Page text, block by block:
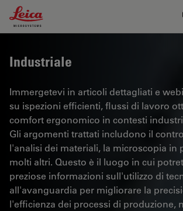
Leica Microsystems Logo
Industriale
Immergetevi in articoli dettagliati e
su ispezioni efficienti, flussi di lavoro
comfort ergonomico in contesti
Gli argomenti trattati includono il
l'analisi dei materiali, la microscopia in
molti altri. Questo è il luogo in cui
preziose informazioni sull'utilizzo di
all'avanguardia per migliorare la
l'efficienza dei processi di produzione,